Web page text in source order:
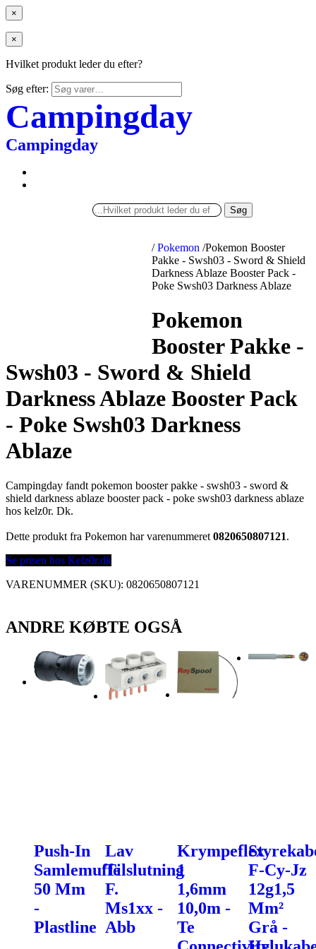
×
×
Hvilket produkt leder du efter?
Søg efter:
Campingday
Campingday
Søg
/ Pokemon /Pokemon Booster
Pakke - Swsh03 - Sword & Shield
Darkness Ablaze Booster Pack -
Poke Swsh03 Darkness Ablaze
Pokemon
Booster Pakke -
Swsh03 - Sword & Shield
Darkness Ablaze Booster Pack
- Poke Swsh03 Darkness
Ablaze
Campingday fandt pokemon booster pakke - swsh03 - sword &
shield darkness ablaze booster pack - poke swsh03 darkness ablaze
hos kelz0r. Dk.
Dette produkt fra Pokemon har varenummeret 0820650807121.
Se prisen hos Kelz0r.dk
VARENUMMER (SKU): 0820650807121
ANDRE KØBTE OGSÅ
Push-In
Samlemuffe
50 Mm
-
Plastline
Lav
Tilslutning
F.
Ms1xx -
Abb
Krympeflex
1
1,6mm
10,0m -
Te
F-Cy-Jz
12g1,5
Mm²
Grå -